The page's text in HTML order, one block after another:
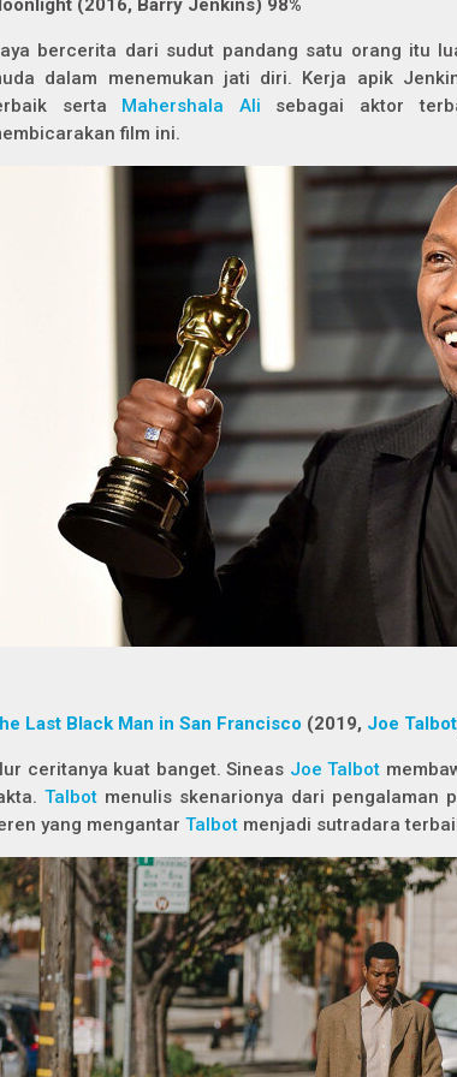
oonlight (2016, Barry Jenkins) 98%
bercerita dari sudut pandang satu orang itu
dalam menemukan jati diri. Kerja apik
serta Mahershala Ali sebagai aktor
film ini.
Last Black Man in San Francisco (2019, Joe Talbot
ceritanya kuat banget. Sineas Joe Talbot
Talbot menulis skenarionya dari pengalaman
yang mengantar Talbot menjadi sutradara